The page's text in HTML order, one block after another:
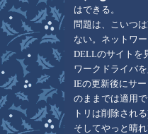
はできる。
問題は、こいつ
ない。ネットワ
DELLのサイトを
ワークドライバ
IEの更新後にサ
のままでは適用
トリは削除され
そしてやっと晴